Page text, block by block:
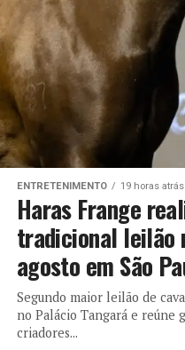
ENTRETENIMENTO 19 horas atrás
Haras Frange
tradicional leilão
agosto em São
Segundo maior leilão de
no Palácio Tangará e reúne
criadores...